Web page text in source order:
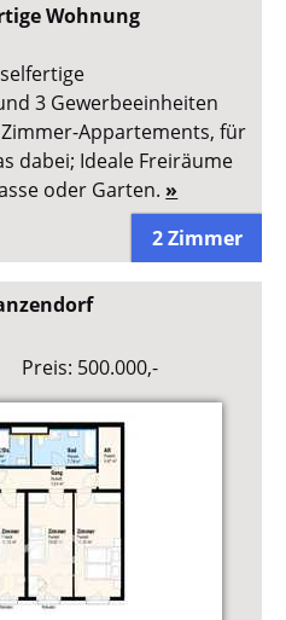
Wohnung
3 Gewerbeeinheiten
Appartements, für
dabei; Ideale Freiräume
oder Garten. »
2 Zimmer
Preis: 500.000,-